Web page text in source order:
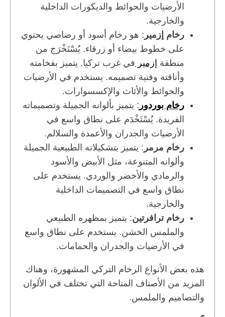
الأرضيات والحوائط والديكورات الداخلية
والخارجية.
رخام إزمير : هو رخام أسود أو رصاصي يحتوي
على خطوط بيضاء أو زرقاء. يُسْتَخْرَج من
منطقة إزمير في غرب تركيا. يتميز بفخامته
وأناقته وفنية تصميمه. يستخدم في الأرضيات
والحوائط والأثاث والإكسسوارات.
رخام بوردور : يتميز بألوانه الجميلة وتصميماته
الفريدة. يُسْتَخْدَم على نطاق واسع في
الأرضيات والجدران والأعمدة والسلالم.
رخام مرمر : يتميز بتشكيلاته الطبيعية الجميلة
وألوانه المتنوعة، مثل الأبيض والأسود
والرمادي والأخضر والوردي. يستخدم على
نطاق واسع في التصميمات الداخلية
والخارجية.
رخام ترافرتين: يتميز بمظهره الطبيعي
والملمس الخشن. يستخدم على نطاق واسع
في الأرضيات والجدران والحمامات.
هذه بعض الأنواع الرخام التركي المشهورة، وهناك
المزيد من الأصناف المتاحة التي تختلف في الألوان
والتصاميم والملمس.